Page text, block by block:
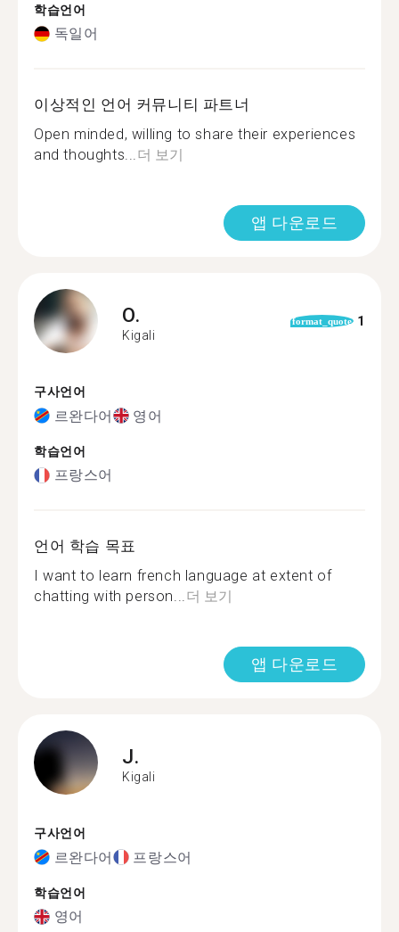
학습언어
독일어
이상적인 언어 커뮤니티 파트너
Open minded, willing to share their experiences
and thoughts...더 보기
앱 다운로드
O.
Kigali
format_quote 1
구사언어
르완다어 영어
학습언어
프랑스어
언어 학습 목표
I want to learn french language at extent of
chatting with person...더 보기
앱 다운로드
J.
Kigali
구사언어
르완다어 프랑스어
학습언어
영어